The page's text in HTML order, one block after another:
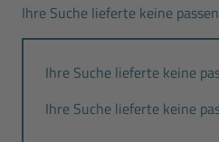
Ihre Suche lieferte keine
Ihre Suche lieferte keine
Ihre Suche lieferte keine